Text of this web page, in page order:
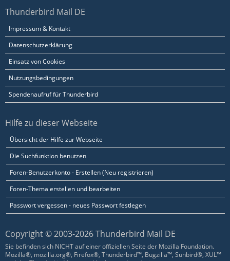
Thunderbird Mail DE
Impressum & Kontakt
Datenschutzerklärung
Einsatz von Cookies
Nutzungsbedingungen
Spendenaufruf für Thunderbird
Hilfe zu dieser Webseite
Übersicht der Hilfe zur Webseite
Die Suchfunktion benutzen
Foren-Benutzerkonto - Erstellen (Neu registrieren)
Foren-Thema erstellen und bearbeiten
Passwort vergessen - neues Passwort festlegen
Copyright © 2003-2026 Thunderbird Mail DE
Sie befinden sich NICHT auf einer offiziellen Seite der Mozilla Foundation.
Mozilla®, mozilla.org®, Firefox®, Thunderbird™, Bugzilla™, Sunbird®, XUL™